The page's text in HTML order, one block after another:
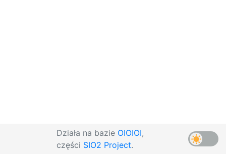
Działa na bazie OIOIOI,
części SIO2 Project.